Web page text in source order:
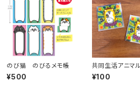
のび猫 のびるメモ帳
¥500
共同生活アニ
キラキラステッカ
沼）
¥100